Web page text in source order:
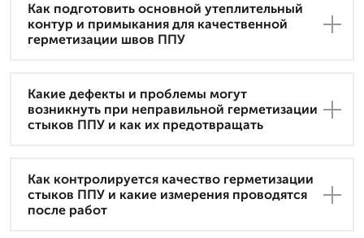
Как подготовить основной утеплительный
контур и примыкания для качественной
герметизации швов ППУ
Какие дефекты и проблемы могут
возникнуть при неправильной герметизации
стыков ППУ и как их предотвращать
Как контролируется качество герметизации
стыков ППУ и какие измерения проводятся
после работ